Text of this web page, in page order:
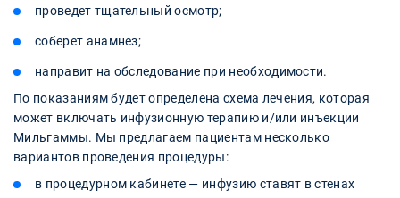
проведет тщательный осмотр;
соберет анамнез;
направит на обследование при необходимости.
По показаниям будет определена схема лечения, которая
может включать инфузионную терапию и/или инъекции
Мильгаммы. Мы предлагаем пациентам несколько
вариантов проведения процедуры:
в процедурном кабинете — инфузию ставят в стенах